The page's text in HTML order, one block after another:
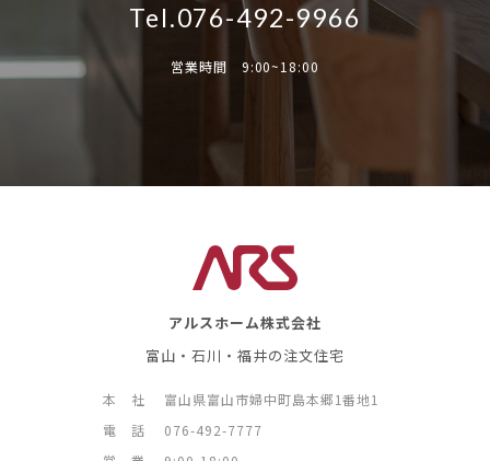
Tel.076-492-9966
営業時間 9:00~18:00
アルスホーム株式会社
富山・石川・福井の注文住宅
本 社
富山県富山市婦中町島本郷1番地1
電 話
076-492-7777